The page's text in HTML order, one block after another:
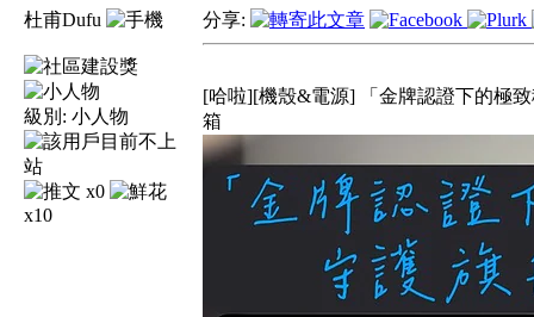
杜甫Dufu
級別: 小人物
x0
x10
分享:
[哈啦][機殼&電源] 「金牌認證下的極
箱